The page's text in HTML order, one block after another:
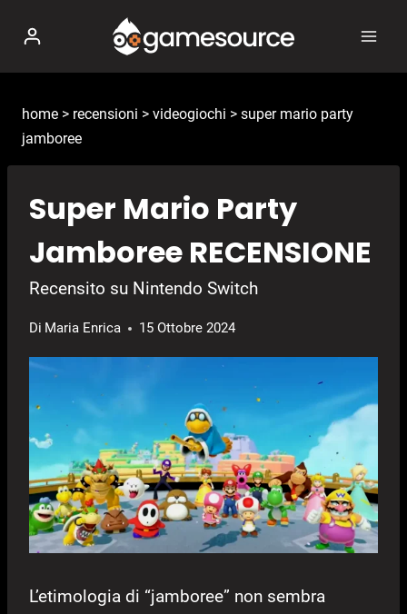
contenuto
home > recensioni > videogiochi > super mario party
jamboree
Super Mario Party
Jamboree RECENSIONE
Recensito su Nintendo Switch
Di Maria Enrica 15 Ottobre 2024
L’etimologia di “jamboree” non sembra